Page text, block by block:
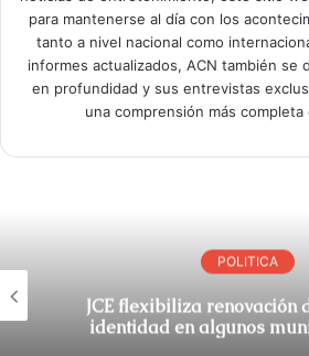
para mantenerse al día con los
tanto a nivel nacional como
informes actualizados, ACN también se
en profundidad y sus entrevistas
una comprensión más completa
POLITICA
JCE flexibiliza renovación